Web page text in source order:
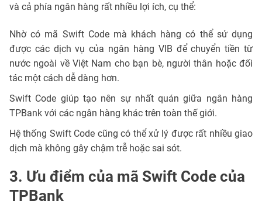
và cả phía ngân hàng rất nhiều lợi ích, cụ thể:
Nhờ có mã Swift Code mà khách hàng có thể sử dụng
được các dịch vụ của ngân hàng VIB để chuyển tiền từ
nước ngoài về Việt Nam cho bạn bè, người thân hoặc đối
tác một cách dễ dàng hơn.
Swift Code giúp tạo nên sự nhất quán giữa ngân hàng
TPBank với các ngân hàng khác trên toàn thế giới.
Hệ thống Swift Code cũng có thể xử lý được rất nhiều giao
dịch mà không gây chậm trễ hoặc sai sót.
3. Ưu điểm của mã Swift Code của
TPBank